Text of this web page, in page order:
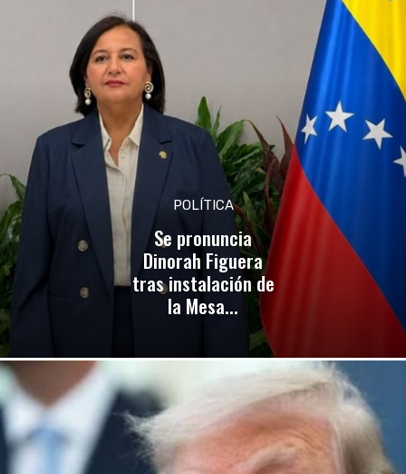
POLÍTICA
Se pronuncia
Dinorah Figuera
tras instalación de
la Mesa...